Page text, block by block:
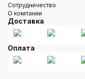
Сотрудничество
О компании
Доставка
Оплата